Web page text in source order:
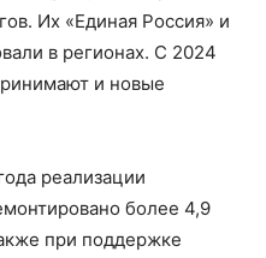
Их «Единая Россия» и
в регионах. С 2024
и новые
реализации
более 4,9
при поддержке